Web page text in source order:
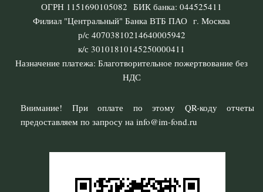
ОГРН 1151690105082 БИК банка: 044525411
Филиал "Центральный" Банка ВТБ ПАО г. Москва
р/с 40703810214640005942
к/с 30101810145250000411
Назначение платежа: Благотворительное пожертвование без
НДС
Внимание! При оплате по этому QR-коду отчеты
предоставляем по запросу на info@im-fond.ru